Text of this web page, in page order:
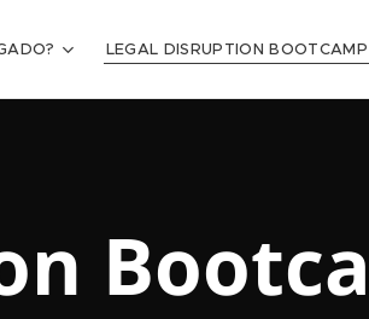
LEGAL DISRUPTION BOOTCAMP